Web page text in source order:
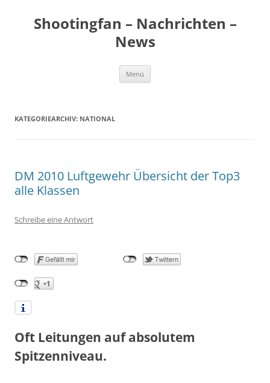
springenShootingfan – Nachrichten –
News
Menü
KATEGORIEARCHIV: NATIONAL
DM 2010 Luftgewehr Übersicht der Top3
alle Klassen
Schreibe eine Antwort
Oft Leitungen auf absolutem
Spitzenniveau.